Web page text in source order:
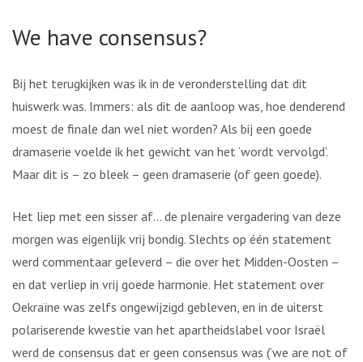
We have consensus?
Bij het terugkijken was ik in de veronderstelling dat dit
huiswerk was. Immers: als dit de aanloop was, hoe denderend
moest de finale dan wel niet worden? Als bij een goede
dramaserie voelde ik het gewicht van het ‘wordt vervolgd’.
Maar dit is – zo bleek – geen dramaserie (of geen goede).
Het liep met een sisser af… de plenaire vergadering van deze
morgen was eigenlijk vrij bondig. Slechts op één statement
werd commentaar geleverd – die over het Midden-Oosten –
en dat verliep in vrij goede harmonie. Het statement over
Oekraïne was zelfs ongewijzigd gebleven, en in de uiterst
polariserende kwestie van het apartheidslabel voor Israël
werd de consensus dat er geen consensus was (‘we are not of